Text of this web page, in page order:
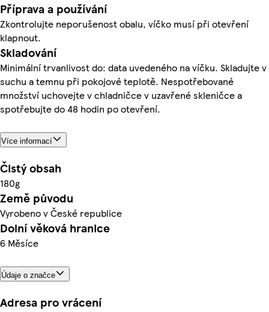
Příprava a používání
Zkontrolujte neporušenost obalu, víčko musí při otevření
klapnout.
Skladování
Minimální trvanlivost do: data uvedeného na víčku. Skladujte v
suchu a temnu při pokojové teplotě. Nespotřebované
množství uchovejte v chladničce v uzavřené skleničce a
spotřebujte do 48 hodin po otevření.
Více informací
Čistý obsah
180g
Země původu
Vyrobeno v České republice
Dolní věková hranice
6 Měsíce
Údaje o značce
Adresa pro vrácení